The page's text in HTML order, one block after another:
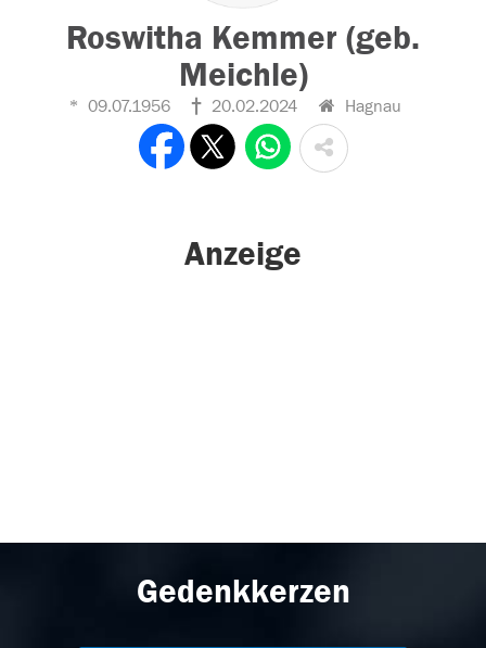
Roswitha Kemmer (geb.
Meichle)
09.07.1956 20.02.2024 Hagnau
Anzeige
Gedenkkerzen